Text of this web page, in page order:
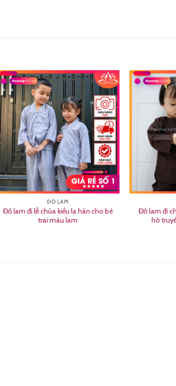
ĐỒ LAM
Đồ lam đi lễ chùa kiểu la hán cho bé
trai màu lam
Đồ lam đi
hò